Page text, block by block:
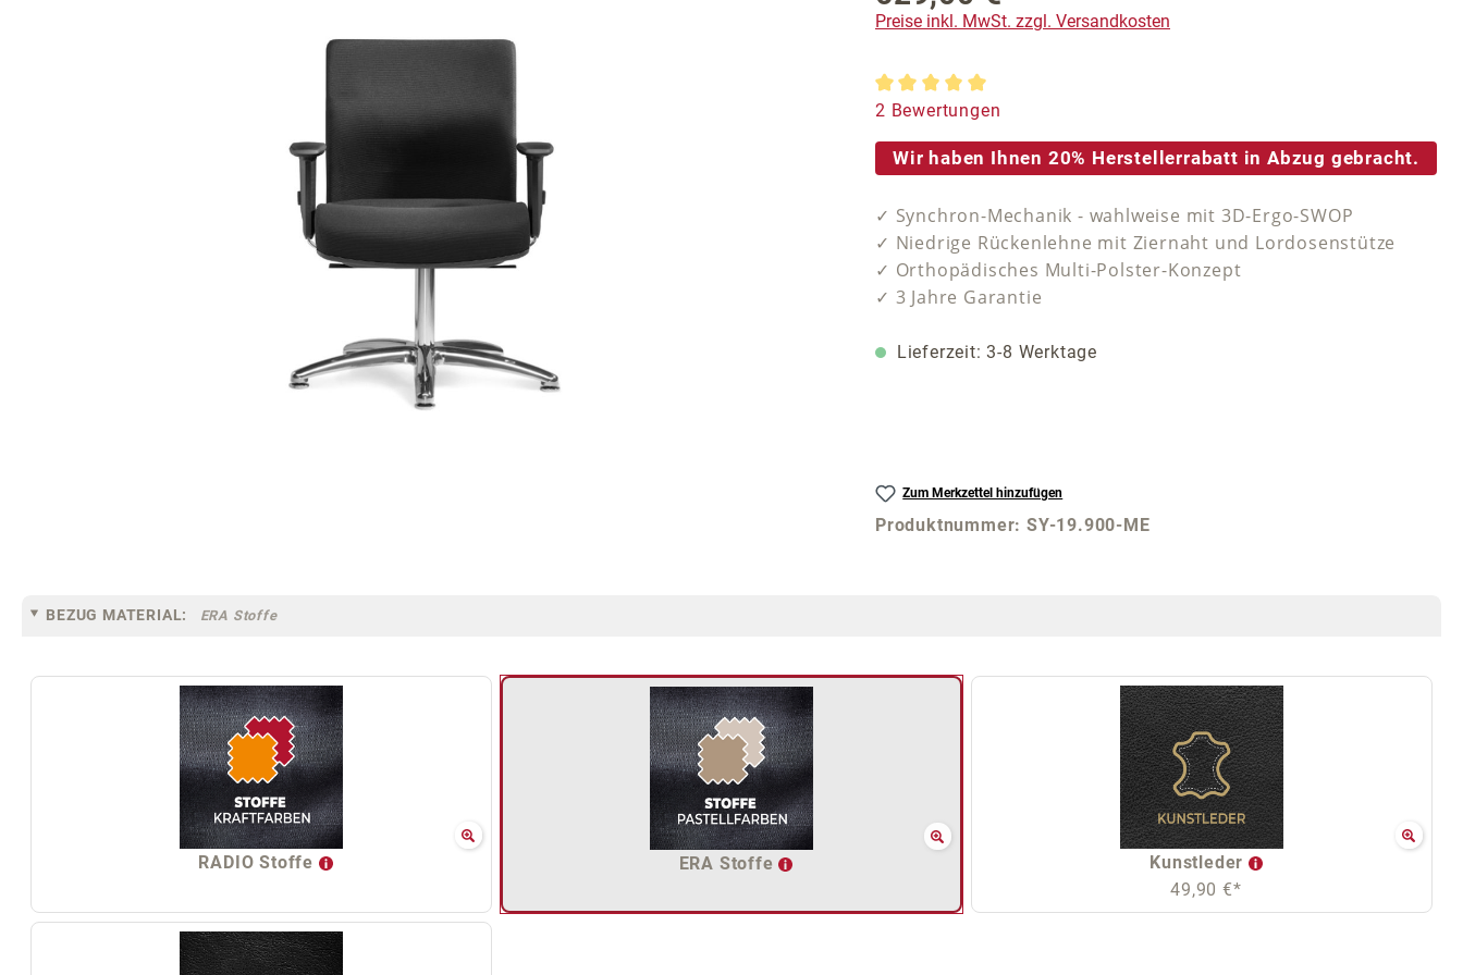
Preise inkl. MwSt. zzgl. Versandkosten
Durchschnittliche Bewertung von 5 von 5 Sternen
2 Bewertungen
Wir haben Ihnen 20% Herstellerrabatt in Abzug gebracht.
✓ Synchron-Mechanik - wahlweise mit 3D-Ergo-SWOP
✓ Niedrige Rückenlehne mit Ziernaht und Lordosenstütze
✓ Orthopädisches Multi-Polster-Konzept
✓ 3 Jahre Garantie
Lieferzeit: 3-8 Werktage
Zum Merkzettel hinzufügen
Produktnummer:SY-19.900-ME
BEZUG MATERIAL: ERA Stoffe
RADIO Stoffe ERA Stoffe
Kunstleder
49,90 €*